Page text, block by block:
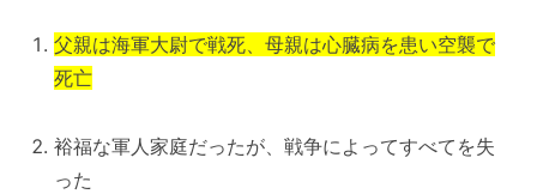
父親は海軍大尉で戦死、母親は心臓病を患い空襲で
死亡
裕福な軍人家庭だったが、戦争によってすべてを失
った